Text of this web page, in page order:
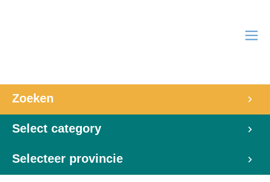
Zoeken
Select category
Selecteer provincie